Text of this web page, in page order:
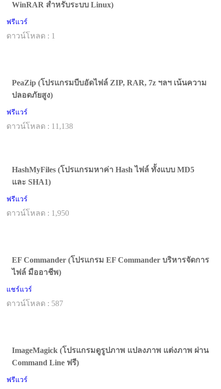
WinRAR สำหรับระบบ Linux)
ฟรีแวร์
ดาวน์โหลด : 1
PeaZip (โปรแกรมบีบอัดไฟล์ ZIP, RAR, 7z ฯลฯ เน้นความ
ปลอดภัยสูง)
ฟรีแวร์
ดาวน์โหลด : 11,138
HashMyFiles (โปรแกรมหาค่า Hash ไฟล์ ทั้งแบบ MD5
และ SHA1)
ฟรีแวร์
ดาวน์โหลด : 1,950
EF Commander (โปรแกรม EF Commander บริหารจัดการ
ไฟล์ มืออาชีพ)
แชร์แวร์
ดาวน์โหลด : 587
ImageMagick (โปรแกรมดูรูปภาพ แปลงภาพ แต่งภาพ ผ่าน
Command Line ฟรี)
ฟรีแวร์